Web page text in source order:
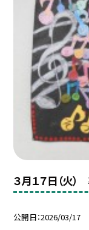
３月１７日（火
公開日 2026/03/17